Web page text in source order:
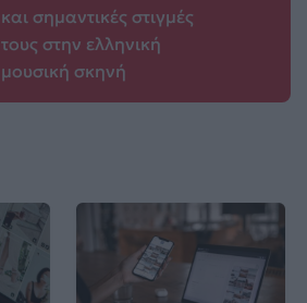
και σημαντικές στιγμές
τους στην ελληνική
μουσική σκηνή